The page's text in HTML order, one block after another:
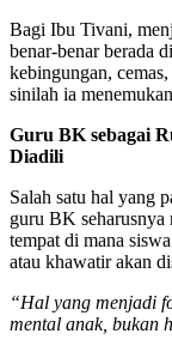
Bagi Ibu Tivani,
benar-benar berada
kebingungan,
sinilah ia
Guru BK sebagai
Diadili
Salah satu hal yang
guru BK seharusnya
tempat di mana
atau khawatir akan
“Hal yang menjadi
mental anak, bukan